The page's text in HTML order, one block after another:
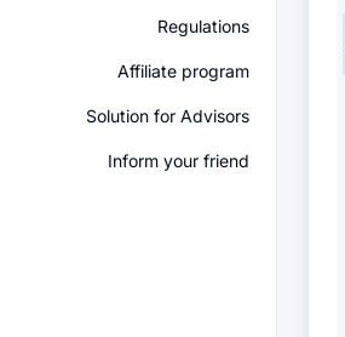
Regulations
Affiliate program
Solution for Advisors
Inform your friend